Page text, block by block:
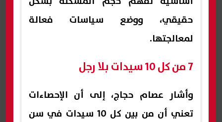
حقيقي، ووضع سياسات فعالة
لمعالجتها.
7 من كل 10 سيدات بلا رجل
وأشار عصام حجاج، إلى أن الإحصاءات
تعني أن من بين كل 10 سيدات في سن